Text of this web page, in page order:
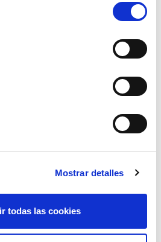
Mostrar detalles
todas las cookies
tapa metal puerta norl